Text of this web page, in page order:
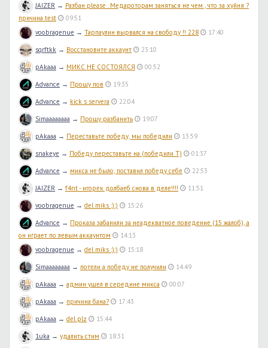
JAIZER → Разбан please . Медароторам заняться не чем , что за хуйня ?
причина test
09:51
voobragenue → Тарпаулин вырвался на свободу !! 228 17:40
sqrftkk → Восстановите аккаунт 23:10
pAkaaa → МИКС НЕ СОСТОЯЛСЯ 00:52
Advance → Прошу пов 19:35
Advance → kick s servera 22:04
Simaaaaaaaa → Прошу разбанить 19:07
pAkaaa → Переставьте победу, мы победили 13:59
snakeye → Победу переставьте на (победили T) 01:37
Advance → микса не было, поставил победу себе 22:53
JAIZER → f4nt - игорек долбаеб снова в деле!!!! 11:51
voobragenue → del miks :):) 15:26
Advance → Проказа забанили за неадекватное поведение (15 жалоб), а
он играет по левым аккаунтом
14:13
voobragenue → del miks :):) 15:18
Simaaaaaaaa → потели а победу не получили 14:49
pAkaaa → админ ушел в середине микса 00:07
pAkaaa → причина бана? 17:43
pAkaaa → del plz 15:44
1uka → удалить стим 18:31